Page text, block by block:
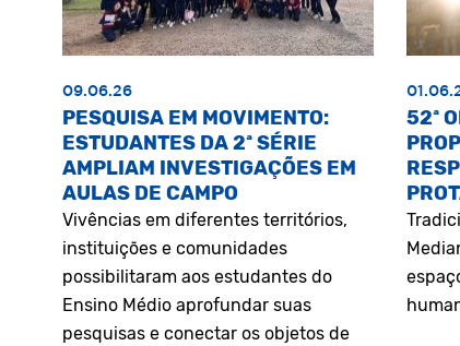
09.06.26
PESQUISA EM MOVIMENTO:
ESTUDANTES DA 2ª SÉRIE
AMPLIAM INVESTIGAÇÕES EM
AULAS DE CAMPO
Vivências em diferentes territórios,
instituições e comunidades
possibilitaram aos estudantes do
Ensino Médio aprofundar suas
pesquisas e conectar os objetos de
52ª